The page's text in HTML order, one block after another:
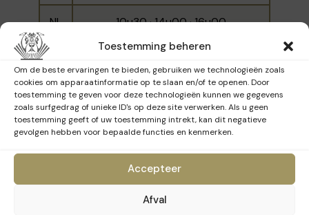
Toestemming beheren
Om de beste ervaringen te bieden, gebruiken we technologieën zoals
cookies om apparaatinformatie op te slaan en/of te openen. Door
toestemming te geven voor deze technologieën kunnen we gegevens
zoals surfgedrag of unieke ID's op deze site verwerken. Als u geen
toestemming geeft of uw toestemming intrekt, kan dit negatieve
gevolgen hebben voor bepaalde functies en kenmerken.
Accepteer
Afval
geeft u na uw bezoek ook toegang tot het
Muziekinstrumentenmuseum.
NL 10u30 · 14u00 · 16u00
11u30 · 15u30
Zondag 15 maart 2026
Tijdstippen
10u00 · 11u30 · 14u00 · 15u30· 16u00